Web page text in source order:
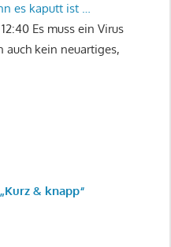
es kaputt ist …
Es muss ein Virus
auch kein neuartiges,
& knapp“